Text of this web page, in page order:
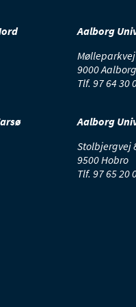
Aalborg
9000 Aalborg
Tlf. 97 64 30
Aalborg
Stolbjergvej
9500 Hobro
Tlf. 97 65 20